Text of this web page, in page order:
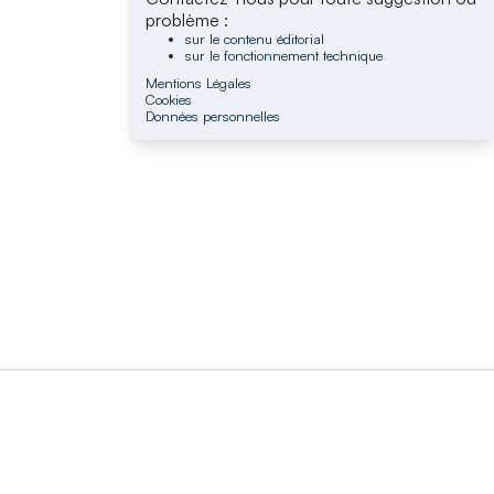
problème :
sur le contenu éditorial
sur le fonctionnement technique
Mentions Légales
Cookies
Données personnelles